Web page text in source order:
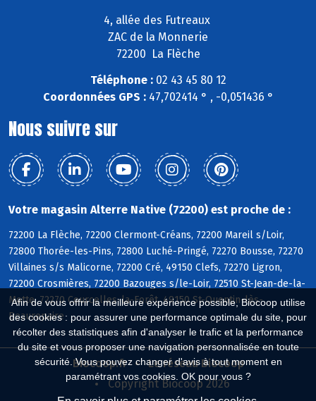
Afin de vous offrir la meilleure expérience possible, Biocoop utilise
des cookies : pour assurer une performance optimale du site, pour
récolter des statistiques afin d'analyser le trafic et la performance
du site et vous proposer une navigation personnalisée en toute
sécurité. Vous pouvez changer d'avis à tout moment en
paramétrant vos cookies. OK pour vous ?
4, allée des Futreaux
ZAC de la Monnerie
72200 La Flèche
Téléphone :02 43 45 80 12
Coordonnées GPS :47,702414 ° , -0,051436 °
Nous suivre sur
Votre magasin Alterre Native (72200) est proche de :
72200 La Flèche, 72200 Clermont-Créans, 72200 Mareil s/Loir,
72800 Thorée-les-Pins, 72800 Luché-Pringé, 72270 Bousse, 72270
Villaines s/s Malicorne, 72200 Cré, 49150 Clefs, 72270 Ligron,
72200 Crosmières, 72200 Bazouges s/le-Loir, 72510 St-Jean-de-la-
Motte, 72270 Courcelles-la-Forêt, 49150 St-Quentin-lès-
Beaurepaire
Biocoop.fr
Le réseau Biocoop
Copyright Biocoop 2026